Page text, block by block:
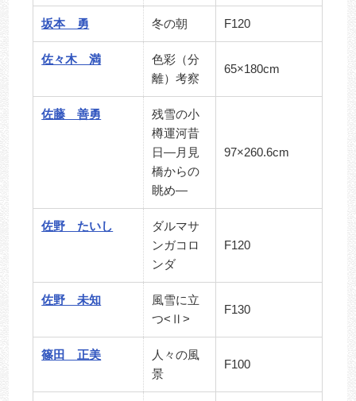
坂本 勇 冬の朝 F120
佐々木 満
色彩（分
離）考察
65×180cm
佐藤 善勇
残雪の小
樽運河昔
日―月見
橋からの
眺め―
97×260.6cm
佐野 たいし
ダルマサ
ンガコロ
ンダ
F120
佐野 未知
風雪に立
つ<Ⅱ>
F130
篠田 正美
人々の風
景
F100